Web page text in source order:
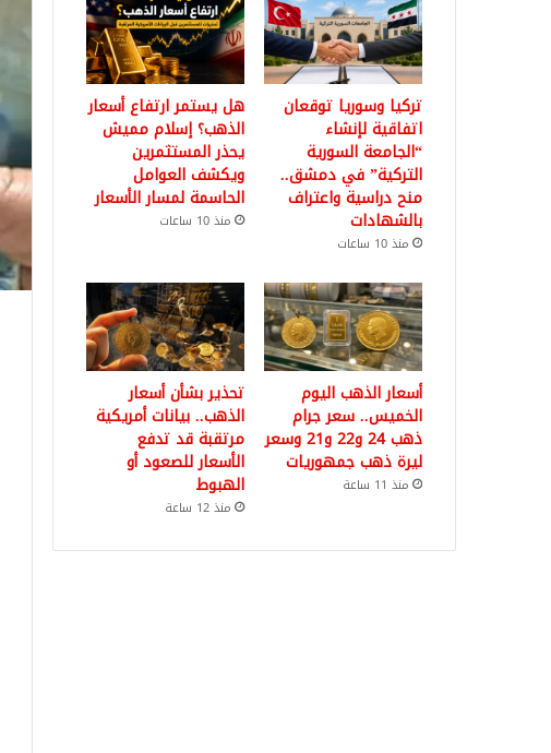
تركيا وسوريا توقعان
اتفاقية لإنشاء
“الجامعة السورية
التركية” في دمشق..
منح دراسية واعتراف
بالشهادات
منذ 10 ساعات
هل يستمر ارتفاع أسعار
الذهب؟ إسلام مميش
يحذر المستثمرين
ويكشف العوامل
الحاسمة لمسار الأسعار
منذ 10 ساعات
أسعار الذهب اليوم
الخميس.. سعر جرام
ذهب 24 و22 و21 وسعر
ليرة ذهب جمهوريات
منذ 11 ساعة
تحذير بشأن أسعار
الذهب.. بيانات أمريكية
مرتقبة قد تدفع
الأسعار للصعود أو
الهبوط
منذ 12 ساعة